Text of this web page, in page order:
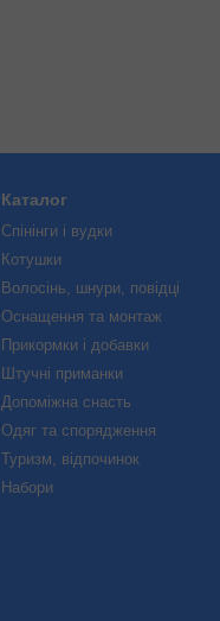
Каталог
Спінінги і вудки
Котушки
Волосінь, шнури, повідці
Оснащення та монтаж
Прикормки і добавки
Штучні приманки
Допоміжна снасть
Одяг та спорядження
Туризм, відпочинок
Набори